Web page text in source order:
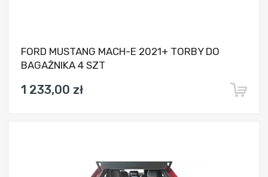
FORD MUSTANG MACH-E 2021+ TORBY DO
BAGAŻNIKA 4 SZT
1 233,00 zł